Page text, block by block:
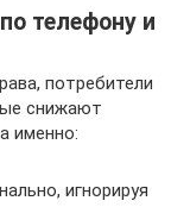
телефону и
потребители
снижают
именно:
игнорируя